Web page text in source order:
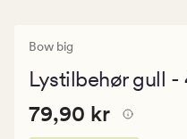
Bow big
Lystilbehør gull -
Pris
79,90
Pris 79,90 kr
79,90 kr